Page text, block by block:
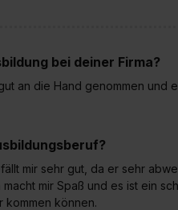
bei deiner Firma?
an die Hand genommen und
mir sehr gut, da er sehr
mir Spaß und es ist ein
kommen können.